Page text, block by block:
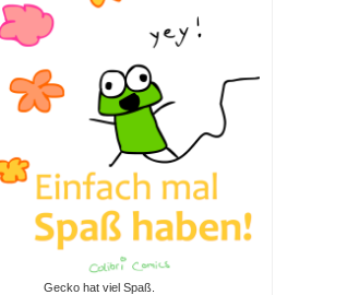
Gecko hat viel Spaß.